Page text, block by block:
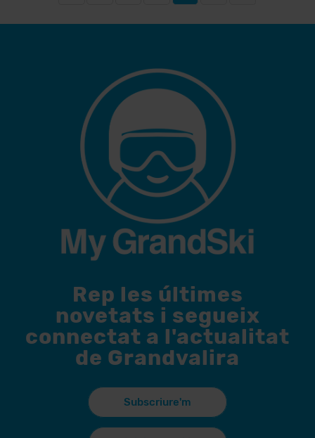
Rep les últimes
novetats i segueix
connectat a l'actualitat
de Grandvalira
Subscriure'm